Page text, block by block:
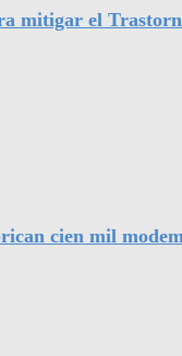
mitigar el
cien mil